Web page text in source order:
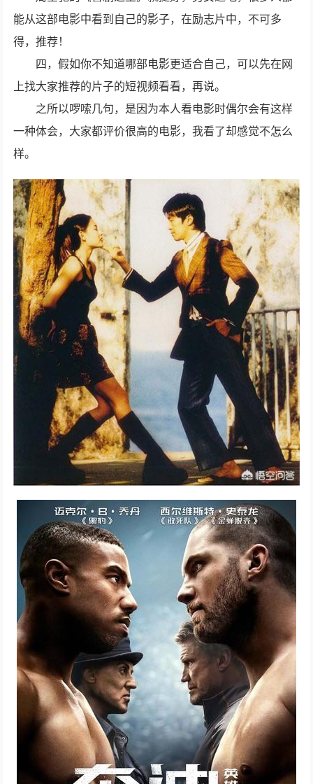
能从这部电影中看到自己的影子，在励志片中，不可多
得，推荐！
四，假如你不知道哪部电影更适合自己，可以先在网
上找大家推荐的片子的短视频看看，再说。
之所以啰嗦几句，是因为本人看电影时偶尔会有这样
一种体会，大家都评价很高的电影，我看了却感觉不怎么
样。